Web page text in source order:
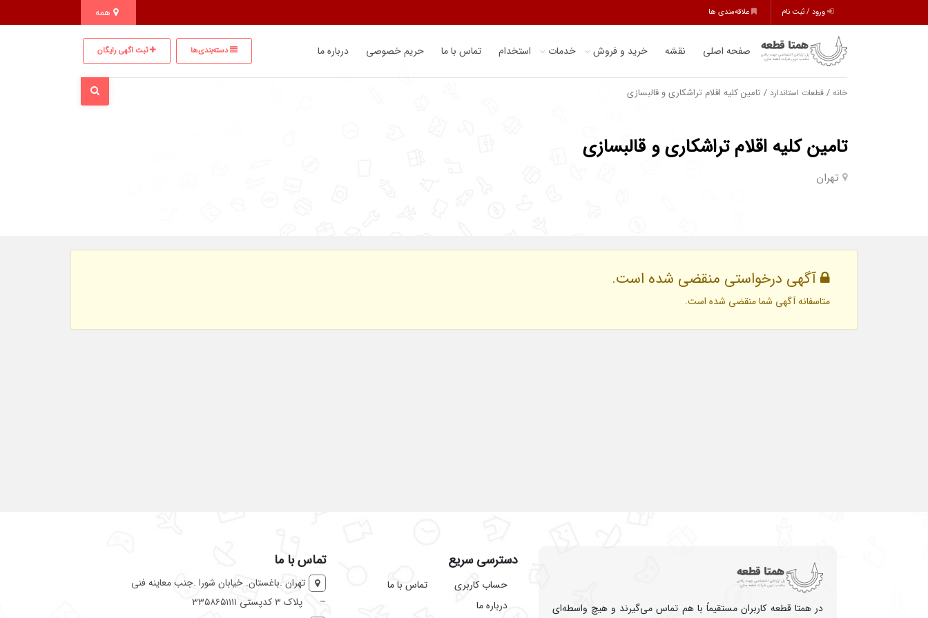
ورود / ثبت نام علاقه‌مندی ها
صفحه اصلی نقشه خرید و فروش خدمات استخدام تماس با ما حریم خصوصی درباره ما دسته‌بندی‌ها ثبت اگهی رایگان
خانه / قطعات استاندارد / تامین کلیه اقلام تراشکاری و قالبسازی
تامین کلیه اقلام تراشکاری و قالبسازی
تهران
آگهی درخواستی منقضی شده است.
متاسفانه آگهی شما منقضی شده است.
در همتا قطعه کاربران مستقیماً با هم تماس می‌گیرند و هیچ واسطه‌ای
دسترسی سریع
حساب کاربری
درباره ما
تماس با ما
تماس با ما
تهران .باغستان. خیابان شورا .جنب معاینه فنی
–
پلاک ۳ کدپستی ۳۳۵۸۶۵۱۱۱۱